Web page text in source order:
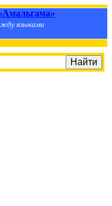
языками